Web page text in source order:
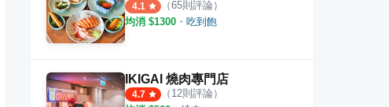
欣海岸海鮮料理
4.1 （65則評論）
均消 $1300 ・ 吃到飽
IKIGAI 燒肉專門店
4.7 （ 12則評論）